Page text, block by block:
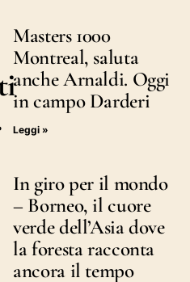
Masters 1000
Montreal, saluta
anche Arnaldi. Oggi
in campo Darderi
Leggi »
In giro per il mondo
– Borneo, il cuore
verde dell’Asia dove
la foresta racconta
ancora il tempo